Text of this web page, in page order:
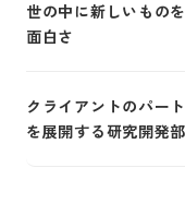
世の中に新しいもの
面白さ
クライアントのパー
を展開する研究開発部